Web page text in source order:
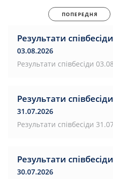
ПОПЕРЕДНЯ
Результати
03.08.2026
Результати співбесіди
Результати
31.07.2026
Результати співбесіди
Результати
30.07.2026